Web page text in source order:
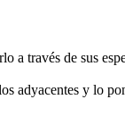
a través de sus
adyacentes y lo